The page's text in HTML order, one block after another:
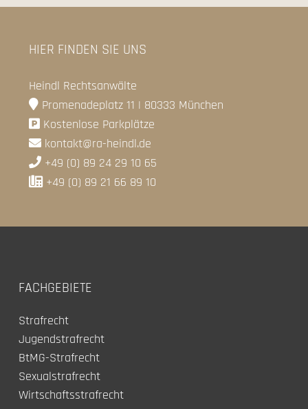
HIER FINDEN SIE UNS
Heindl Rechtsanwälte
Promenadeplatz 11 | 80333 München
Kostenlose Parkplätze
kontakt@ra-heindl.de
+49 (0) 89 24 29 10 65
+49 (0) 89 21 66 89 10
FACHGEBIETE
Strafrecht
Jugendstrafrecht
BtMG-Strafrecht
Sexualstrafrecht
Wirtschaftsstrafrecht